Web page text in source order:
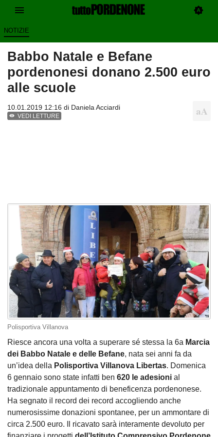
NOTIZIE
Babbo Natale e Befane
pordenonesi donano 2.500 euro
alle scuole
10.01.2019 12:16 di Daniela Acciardi
VEDI LETTURE
Polisportiva Villanova
Riesce ancora una volta a superare sé stessa la 6a Marcia
dei Babbo Natale e delle Befane, nata sei anni fa da
un’idea della Polisportiva Villanova Libertas. Domenica
6 gennaio sono state infatti ben 620 le adesioni al
tradizionale appuntamento di beneficenza pordenonese.
Ha segnato il record dei record accogliendo anche
numerosissime donazioni spontanee, per un ammontare di
circa 2.500 euro. Il ricavato sarà interamente devoluto per